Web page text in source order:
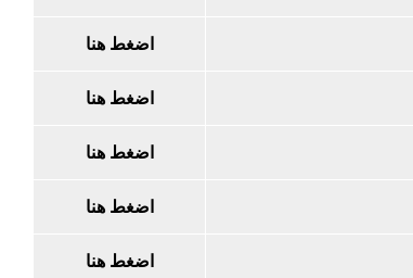
اضغط هنا
اضغط هنا
اضغط هنا
اضغط هنا
اضغط هنا